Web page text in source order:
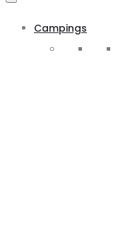
Campings